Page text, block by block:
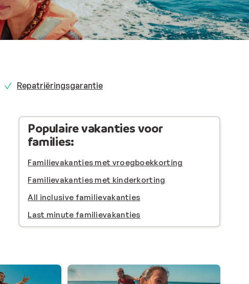
Repatriëringsgarantie
Populaire vakanties voor
families:
Familievakanties met vroegboekkorting
Familievakanties met kinderkorting
All inclusive familievakanties
Last minute familievakanties